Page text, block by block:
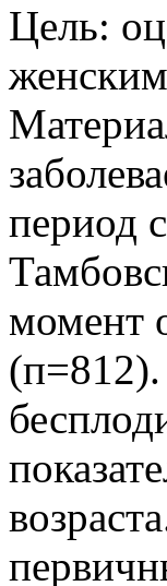
Цель:
период
момент
(п=812).